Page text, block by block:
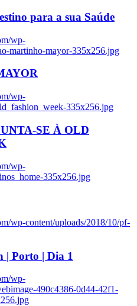
para a sua Saúde
wp-
martinho-mayor-335x256.jpg
wp-
335x256.jpg
SE À OLD
wp-
335x256.jpg
wp-content/uploads/2018/10/pf-
| Porto | Dia 1
wp-
490c4386-0d44-42f1-